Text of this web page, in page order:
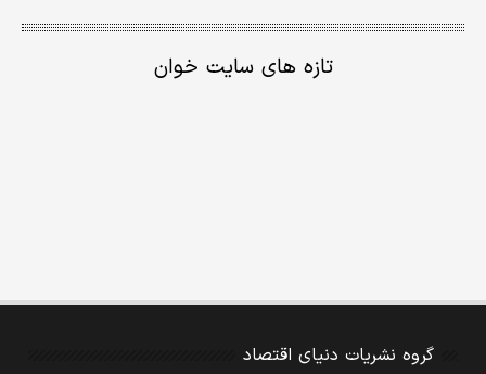
تازه های سایت خوان
گروه نشریات دنیای اقتصاد